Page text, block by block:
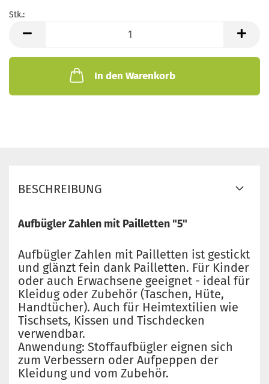
Stk.:
In den Warenkorb
BESCHREIBUNG
Aufbügler Zahlen mit Pailletten "5"
Aufbügler Zahlen mit Pailletten ist gestickt
und glänzt fein dank Pailletten. Für Kinder
oder auch Erwachsene geeignet - ideal für
Kleidug oder Zubehör (Taschen, Hüte,
Handtücher). Auch für Heimtextilien wie
Tischsets, Kissen und Tischdecken
verwendbar.
Anwendung: Stoffaufbügler eignen sich
zum Verbessern oder Aufpeppen der
Kleidung und vom Zubehör.